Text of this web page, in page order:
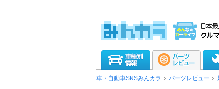
車・自動車SNSみんカラ パーツレビュー